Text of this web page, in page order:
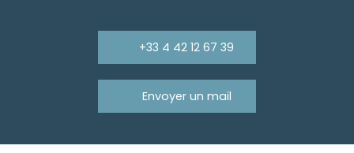
+33 4 42 12 67 39
Envoyer un mail